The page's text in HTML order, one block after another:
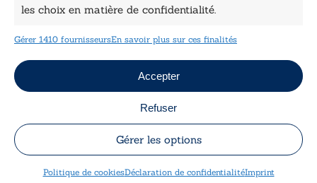
les choix en matière de confidentialité.
Gérer 1410 fournisseursEn savoir plus sur ces finalités
Accepter
Refuser
Gérer les options
Politique de cookiesDéclaration de confidentialitéImprint
Conditions Générales de vente
Politique de cookies
Mentions légales
Jeux concours
Copyright © 2026 Le Lys Bleu Éditions tous droits
réservés
Designed byEngie Soft